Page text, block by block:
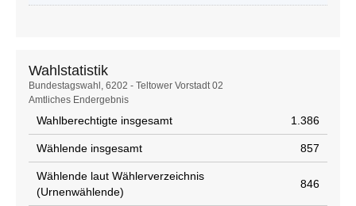
Wahlstatistik
Wahlstatistik
Bundestagswahl, 6202 - Teltower Vorstadt 02
Amtliches Endergebnis
Wahlberechtigte insgesamt 1.386
Wählende insgesamt 857
Wählende laut Wählerverzeichnis
(Urnenwählende)
846